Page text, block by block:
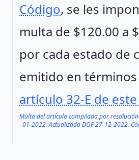
Código, se les
multa de $120.00 a
por cada estado de
emitido en
artículo 32-E de
Multa del artículo compilada por
01-2022. Actualizada DOF 27-12-2022.